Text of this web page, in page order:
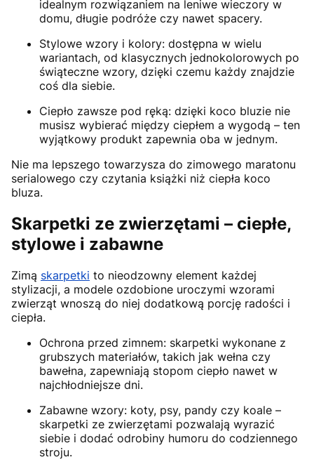
idealnym rozwiązaniem na leniwe wieczory w
domu, długie podróże czy nawet spacery.
Stylowe wzory i kolory: dostępna w wielu
wariantach, od klasycznych jednokolorowych po
świąteczne wzory, dzięki czemu każdy znajdzie
coś dla siebie.
Ciepło zawsze pod ręką: dzięki koco bluzie nie
musisz wybierać między ciepłem a wygodą – ten
wyjątkowy produkt zapewnia oba w jednym.
Nie ma lepszego towarzysza do zimowego maratonu
serialowego czy czytania książki niż ciepła koco
bluza.
Skarpetki ze zwierzętami – ciepłe,
stylowe i zabawne
Zimą skarpetki to nieodzowny element każdej
stylizacji, a modele ozdobione uroczymi wzorami
zwierząt wnoszą do niej dodatkową porcję radości i
ciepła.
Ochrona przed zimnem: skarpetki wykonane z
grubszych materiałów, takich jak wełna czy
bawełna, zapewniają stopom ciepło nawet w
najchłodniejsze dni.
Zabawne wzory: koty, psy, pandy czy koale –
skarpetki ze zwierzętami pozwalają wyrazić
siebie i dodać odrobiny humoru do codziennego
stroju.